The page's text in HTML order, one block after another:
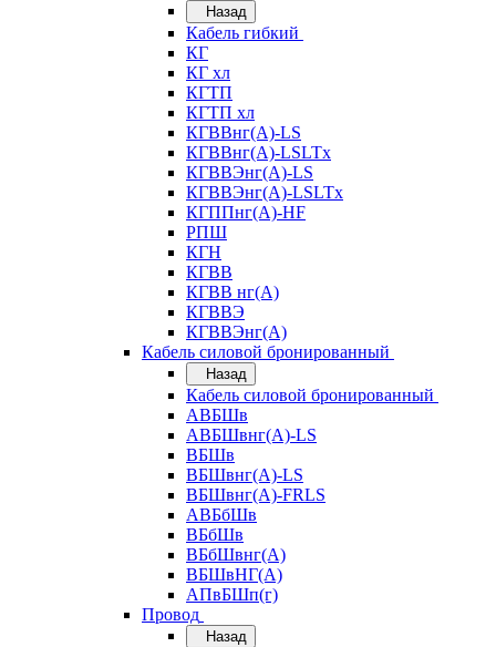
Назад
Кабель гибкий
КГ
КГ хл
КГТП
КГТП хл
КГВВнг(А)-LS
КГВВнг(А)-LSLTx
КГВВЭнг(А)-LS
КГВВЭнг(А)-LSLTx
КГППнг(А)-HF
РПШ
КГН
КГВВ
КГВВ нг(А)
КГВВЭ
КГВВЭнг(А)
Кабель силовой бронированный
Назад
Кабель силовой бронированный
АВБШв
АВБШвнг(А)-LS
ВБШв
ВБШвнг(А)-LS
ВБШвнг(А)-FRLS
АВБбШв
ВБбШв
ВБбШвнг(А)
ВБШвНГ(А)
АПвБШп(г)
Провод
Назад